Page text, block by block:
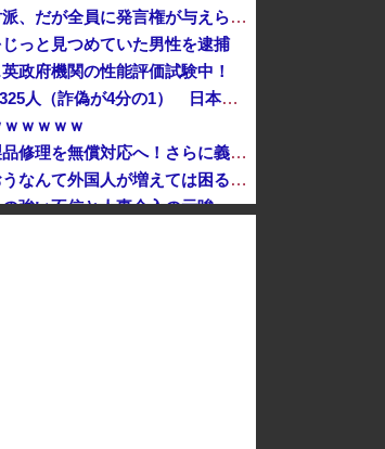
今まで賛成派から発言権を奪っていた減税反対派、だが全員に発言権が与えられるように方式変更された途端……
っと見つめていた男性を逮捕
政府機関の性能評価試験中！
海外の刑務所に収監されている韓国人急増、1,325人（詐偽が4分の1） 日本には254人
ｗｗｗｗ
【神対応】任天堂、熊本地震の被災者向けに製品修理を無償対応へ！さらに義援金5000万円を寄付！！
【速報】日本「永住許可が出たら生活保護貰おうなんて外国人が増えては困る。日本人以上の水準のみ許可」
消費税減税を閣議決定、背景に首相の財務省への強い不信と人事介入の示唆 歴代政権に増税を主導してきた財務省、高市内閣に完全敗北